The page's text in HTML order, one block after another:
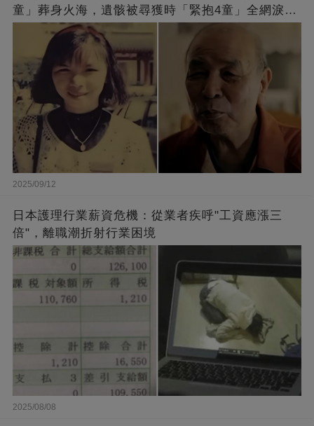
童」葬身火海，遺骸被尋獲時「緊抱4童」全網淚
崩：真正的英雄不該被遺忘
2025/09/12
日本護理行業薪資危機：從業者疾呼"工資應漲三
倍"，離職潮折射行業困境
2025/08/08